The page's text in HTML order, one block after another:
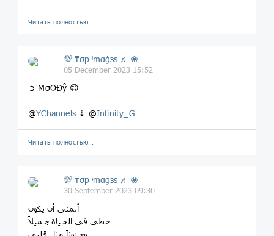
Читать полностью…
💯 ₸σp ᶤmαġзṣ ♬ ❀
05 December 2023 15:52
➲ MσOĐẙ 😊
@YChannels ⇣ @Infinity_G
Читать полностью…
💯 ₸σp ᶤmαġзṣ ♬ ❀
30 September 2023 09:30
أتمنى أن يكون
حظي في الحياة جميلاً